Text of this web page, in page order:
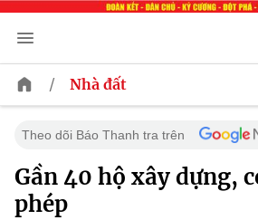
/ Nhà đất
Theo dõi Báo Thanh tra trên
Gần 40 hộ xây dựng,
phép